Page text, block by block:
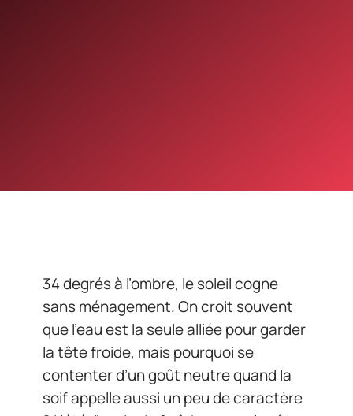
34 degrés à l’ombre, le soleil cogne
sans ménagement. On croit souvent
que l’eau est la seule alliée pour garder
la tête froide, mais pourquoi se
contenter d’un goût neutre quand la
soif appelle aussi un peu de caractère